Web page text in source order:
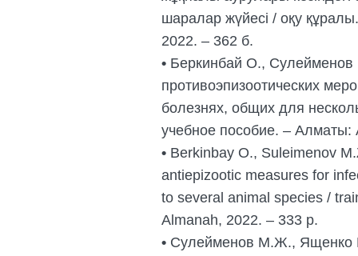
шаралар жүйесі / оқу
2022. – 362 б.
• Беркинбай О.,
противоэпизоотических
болезнях, общих для
учебное пособие. –
• Berkinbay O., Suleimenov
antiepizootic measures for
to several animal species /
Almanah, 2022. – 333 p.
• Сулейменов М.Ж., Ященко